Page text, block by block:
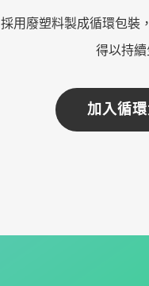
採用廢塑料製成循環包裝
得以持續
加入循